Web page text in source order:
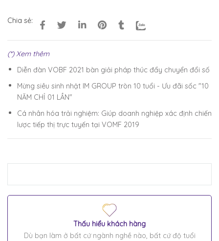
Chia sẻ:
(*) Xem thêm
Diễn đàn VOBF 2021 bàn giải pháp thúc đẩy chuyển đổi số
Mừng siêu sinh nhật IM GROUP tròn 10 tuổi - Ưu đãi sốc "10
NĂM CHỈ 01 LẦN"
Cá nhân hóa trải nghiệm: Giúp doanh nghiệp xác định chiến
lược tiếp thị trực tuyến tại VOMF 2019
Thấu hiểu khách hàng
Dù bạn làm ở bất cứ ngành nghề nào, bất cứ độ tuổi